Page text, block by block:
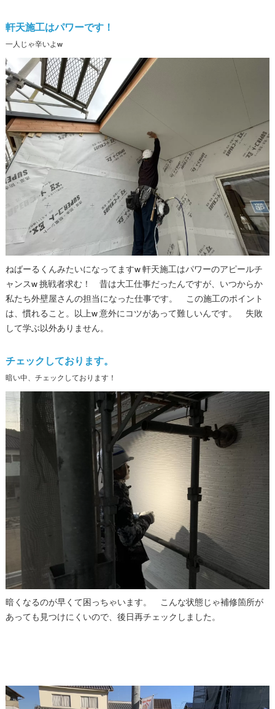
軒天施工はパワーです！
一人じゃ辛いよw
ねばーるくんみたいになってますw 軒天施工はパワーのアピールチ
ャンスw 挑戦者求む！ 昔は大工仕事だったんですが、いつからか
私たち外壁屋さんの担当になった仕事です。 この施工のポイント
は、慣れること。以上w 意外にコツがあって難しいんです。 失敗
して学ぶ以外ありません。
チェックしております。
暗い中、チェックしております！
暗くなるのが早くて困っちゃいます。 こんな状態じゃ補修箇所が
あっても見つけにくいので、後日再チェックしました。